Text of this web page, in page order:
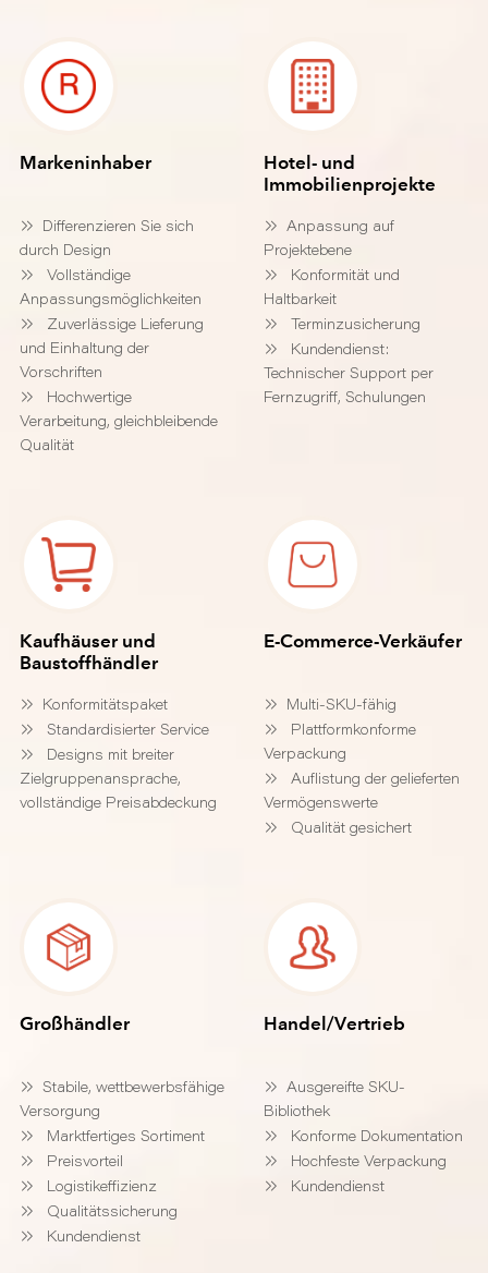
Markeninhaber
Differenzieren Sie sich
durch Design
Vollständige
Anpassungsmöglichkeiten
Zuverlässige Lieferung
und Einhaltung der
Vorschriften
Hochwertige
Verarbeitung, gleichbleibende
Qualität
Hotel- und
Immobilienprojekte
Anpassung auf
Projektebene
Konformität und
Haltbarkeit
Terminzusicherung
Kundendienst:
Technischer Support per
Fernzugriff, Schulungen
Kaufhäuser und
Baustoffhändler
Konformitätspaket
Standardisierter Service
Designs mit breiter
Zielgruppenansprache,
vollständige Preisabdeckung
E-Commerce-Verkäufer
Multi-SKU-fähig
Plattformkonforme
Verpackung
Auflistung der gelieferten
Vermögenswerte
Qualität gesichert
Großhändler
Stabile, wettbewerbsfähige
Versorgung
Marktfertiges Sortiment
Preisvorteil
Logistikeffizienz
Qualitätssicherung
Kundendienst
Handel/Vertrieb
Ausgereifte SKU-
Bibliothek
Konforme Dokumentation
Hochfeste Verpackung
Kundendienst